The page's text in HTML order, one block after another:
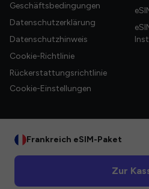
Geschäftsbedingungen
Datenschutzerklärung
Datenschutzhinweis
Cookie-Richtlinie
Rückerstattungsrichtlinie
Cookie-Einstellungen
Frankreich eSIM-Paket
Zur